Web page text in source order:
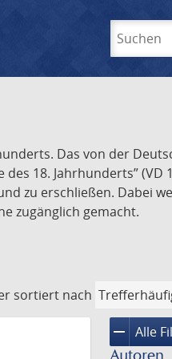
Das von der
18. Jahrhunderts” (VD
zu erschließen. Dabei
zugänglich gemacht.
sortiert nach
remove Alle